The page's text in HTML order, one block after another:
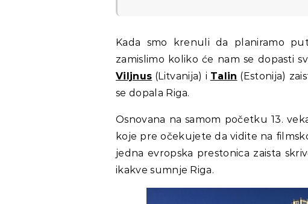
Kada smo krenuli da planiramo
zamislimo koliko će nam se dopasti
Viljnus (Litvanija) i Talin (Estonija)
se dopala Riga.
Osnovana na samom početku 13.
koje pre očekujete da vidite na
jedna evropska prestonica zaista
ikakve sumnje Riga.